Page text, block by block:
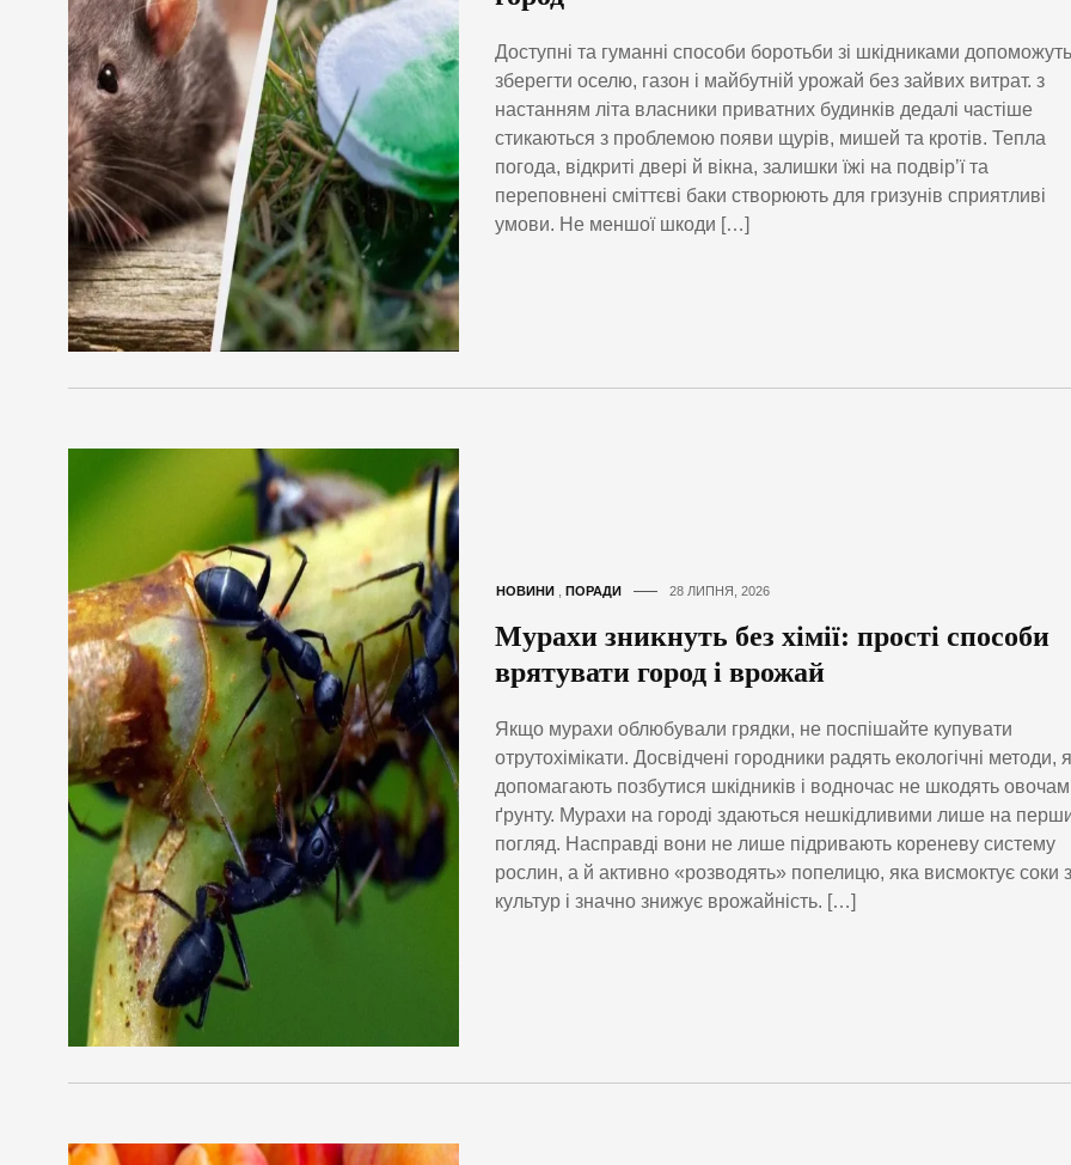
Доступні та гуманні способи боротьби зі шкідниками допоможуть
зберегти оселю, газон і майбутній урожай без зайвих витрат. з
настанням літа власники приватних будинків дедалі частіше
стикаються з проблемою появи щурів, мишей та кротів. Тепла
погода, відкриті двері й вікна, залишки їжі на подвір’ї та
переповнені сміттєві баки створюють для гризунів сприятливі
умови. Не меншої шкоди […]
НОВИНИ ПОРАДИ 28 ЛИПНЯ, 2026
Мурахи зникнуть без хімії: прості способи
врятувати город і врожай
Якщо мурахи облюбували грядки, не поспішайте купувати
отрутохімікати. Досвідчені городники радять екологічні методи,
допомагають позбутися шкідників і водночас не шкодять
ґрунту. Мурахи на городі здаються нешкідливими лише на
погляд. Насправді вони не лише підривають кореневу систему
рослин, а й активно «розводять» попелицю, яка висмоктує соки з
культур і значно знижує врожайність. […]